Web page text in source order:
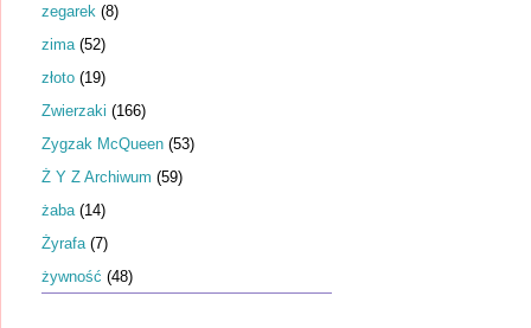
zegarek (8)
zima (52)
złoto (19)
Zwierzaki (166)
Zygzak McQueen (53)
Ż Y Z Archiwum (59)
żaba (14)
Żyrafa (7)
żywność (48)